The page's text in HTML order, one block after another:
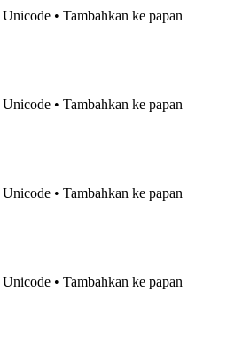
Unicode • Tambahkan ke papan
Unicode • Tambahkan ke papan
Unicode • Tambahkan ke papan
Unicode • Tambahkan ke papan